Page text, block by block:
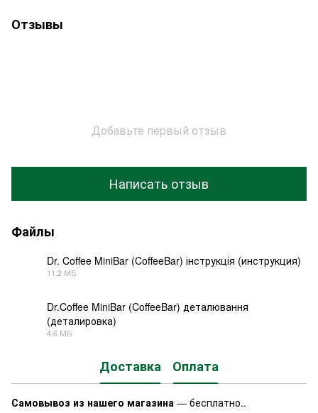
Отзывы
Добавьте первый отзыв
Написать отзыв
Файлы
Dr. Coffee MiniBar (CoffeeBar) інструкція (инструкция)
11.2 МБ
Dr.Coffee MiniBar (CoffeeBar) деталювання
(деталировка)
4.6 МБ
Доставка Оплата
Самовывоз из нашего магазина — бесплатно..